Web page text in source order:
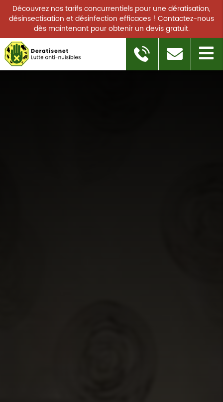
Découvrez nos tarifs concurrentiels pour une dératisation,
désinsectisation et désinfection efficaces ! Contactez-nous
dès maintenant pour obtenir un devis gratuit.